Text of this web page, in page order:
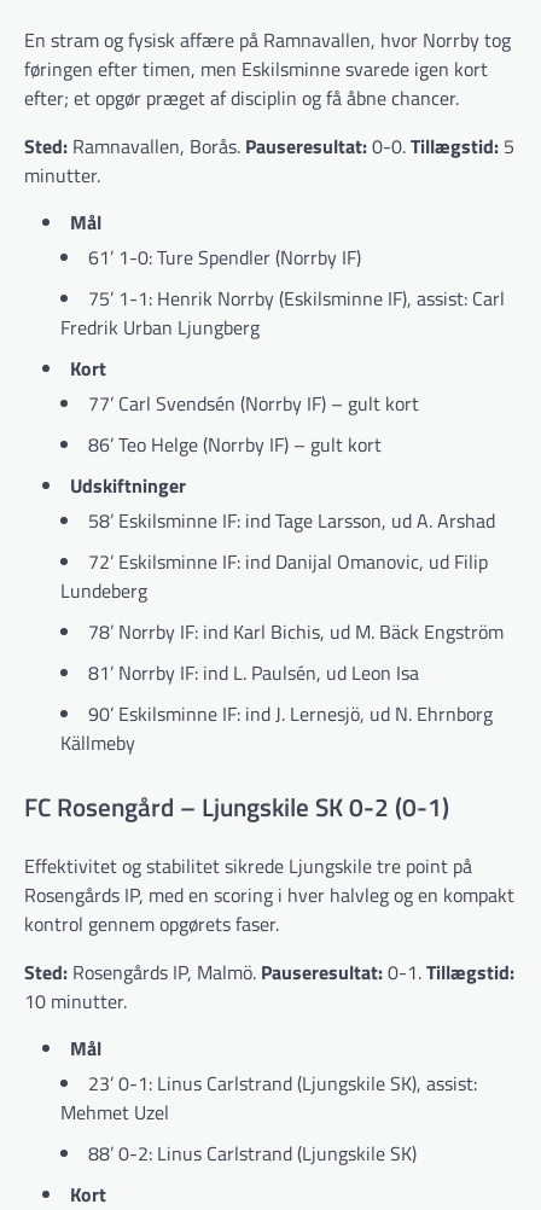
En stram og fysisk affære på Ramnavallen, hvor Norrby tog
føringen efter timen, men Eskilsminne svarede igen kort
efter; et opgør præget af disciplin og få åbne chancer.
Sted: Ramnavallen, Borås. Pauseresultat:0-0.Tillægstid: 5
minutter.
Mål
61’ 1-0: Ture Spendler (Norrby IF)
75’ 1-1: Henrik Norrby (Eskilsminne IF), assist: Carl
Fredrik Urban Ljungberg
Kort
77’ Carl Svendsén (Norrby IF) – gult kort
86’ Teo Helge (Norrby IF) – gult kort
Udskiftninger
58’ Eskilsminne IF: ind Tage Larsson, ud A. Arshad
72’ Eskilsminne IF: ind Danijal Omanovic, ud Filip
Lundeberg
78’ Norrby IF: ind Karl Bichis, ud M. Bäck Engström
81’ Norrby IF: ind L. Paulsén, ud Leon Isa
90’ Eskilsminne IF: ind J. Lernesjö, ud N. Ehrnborg
Källmeby
FC Rosengård – Ljungskile SK 0-2 (0-1)
Effektivitet og stabilitet sikrede Ljungskile tre point på
Rosengårds IP, med en scoring i hver halvleg og en kompakt
kontrol gennem opgørets faser.
Sted: Rosengårds IP, Malmö. Pauseresultat:0-1.Tillægstid:
10 minutter.
Mål
23’ 0-1: Linus Carlstrand (Ljungskile SK), assist:
Mehmet Uzel
88’ 0-2: Linus Carlstrand (Ljungskile SK)
Kort